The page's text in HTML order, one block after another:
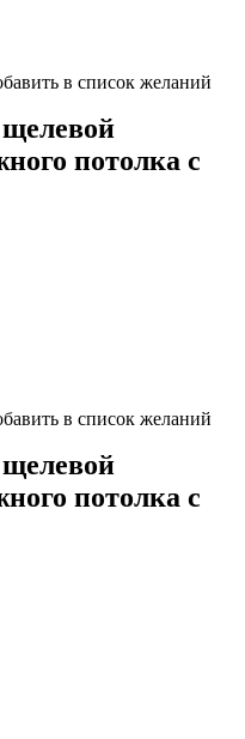
в список желаний
щелевой
потолка с
в список желаний
щелевой
потолка с